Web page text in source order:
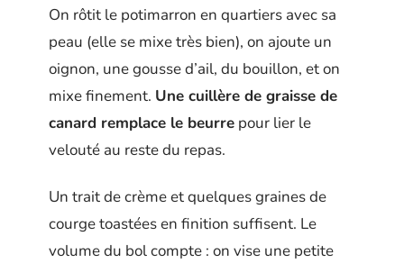
On rôtit le potimarron en quartiers avec sa
peau (elle se mixe très bien), on ajoute un
oignon, une gousse d’ail, du bouillon, et on
mixe finement. Une cuillère de graisse de
canard remplace le beurre pour lier le
velouté au reste du repas.
Un trait de crème et quelques graines de
courge toastées en finition suffisent. Le
volume du bol compte : on vise une petite